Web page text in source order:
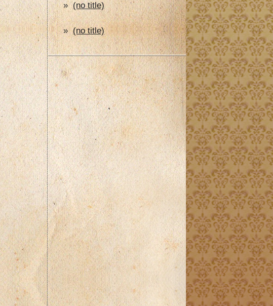
(no title)
(no title)